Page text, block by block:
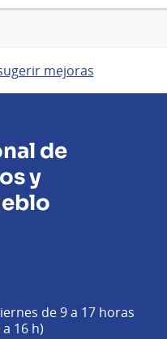
mejoras
de
y
de 9 a 17 horas
16 h)